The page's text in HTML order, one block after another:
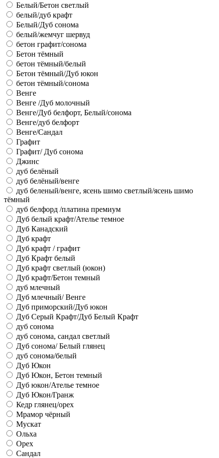
Белый/Бетон светлый
белый/дуб крафт
Белый/Дуб сонома
белый/жемчуг шервуд
бетон графит/сонома
Бетон тёмный
бетон тёмный/белый
Бетон тёмный/Дуб юкон
бетон тёмный/сонома
Венге
Венге /Дуб молочный
Венге/Дуб белфорт, Белый/сонома
Венге/дуб белфорт
Венге/Сандал
Графит
Графит/ Дуб сонома
Джинс
дуб белёный
дуб белёный/венге
дуб беленый/венге, ясень шимо светлый/ясень шимо
тёмный
дуб белфорд /платина премиум
Дуб белый крафт/Ателье темное
Дуб Канадский
Дуб крафт
Дуб крафт / графит
Дуб Крафт белый
Дуб крафт светлый (юкон)
Дуб крафт/Бетон темный
дуб млечный
Дуб млечный/ Венге
Дуб приморский/Дуб юкон
Дуб Серый Крафт/Дуб Белый Крафт
дуб сонома
дуб сонома, сандал светлый
Дуб сонома/ Белый глянец
дуб сонома/белый
Дуб Юкон
Дуб Юкон, Бетон темный
Дуб юкон/Ателье темное
Дуб Юкон/Гранж
Кедр глянец/орех
Мрамор чёрный
Мускат
Ольха
Орех
Сандал